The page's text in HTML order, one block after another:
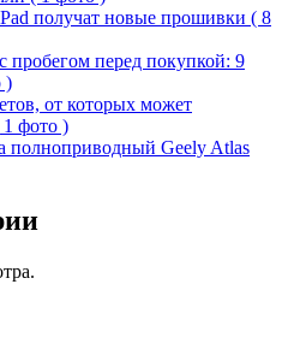
получат новые прошивки ( 8
пробегом перед покупкой: 9
)
от которых может
1 фото )
полноприводный Geely Atlas